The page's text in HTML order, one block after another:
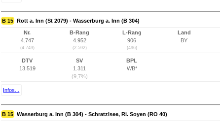
B 15 Rott a. Inn (St 2079) - Wasserburg a. Inn (B 304)
Nr.
4.747
(4.749)
B-Rang
4.952
(2.592)
L-Rang
906
(496)
Land
BY
DTV
13.519
SV
1.311
(9,7%)
BPL
WB*
Infos...
B 15 Wasserburg a. Inn (B 304) - Schratzlsee, Ri. Soyen (RO 40)